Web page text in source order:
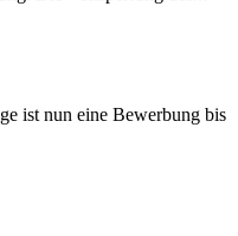
ist nun eine Bewerbung bis